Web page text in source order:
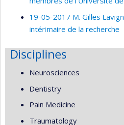
19-05-2017 M. Gilles
intérimaire de la recherche
Disciplines
Neurosciences
Dentistry
Pain Medicine
Traumatology